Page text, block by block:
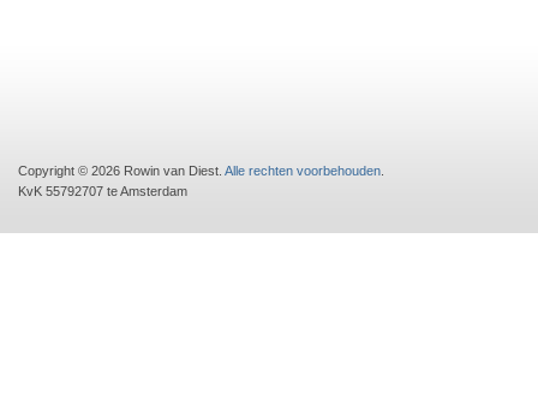
Copyright © 2026 Rowin van Diest. Alle rechten voorbehouden
KvK 55792707 te Amsterdam